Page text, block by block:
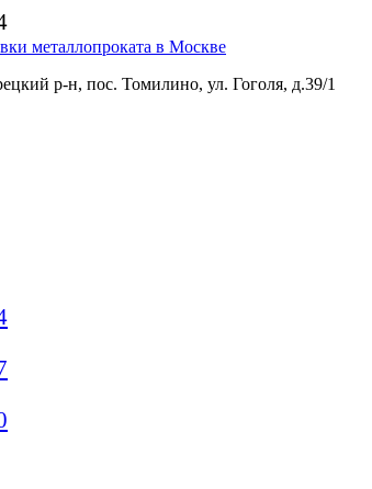
р-н, пос. Томилино, ул. Гоголя, д.39/1